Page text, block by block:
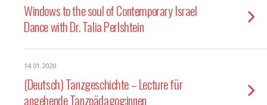
Windows to the soul of Contemporary Israel
Dance with Dr. Talia Perlshtein
14.01.2020
(Deutsch) Tanzgeschichte – Lecture für
angehende Tanzpädagog:innen